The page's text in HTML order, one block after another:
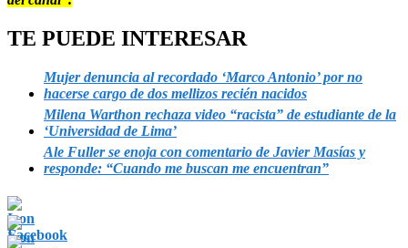
TE PUEDE INTERESAR
Mujer denuncia al recordado ‘Marco Antonio’ por no
hacerse cargo de dos mellizos recién nacidos
Milena Warthon rechaza video “racista” de estudiante de la
‘Universidad de Lima’
Ale Fuller se enoja con comentario de Javier Masías y
responde: “Cuando me buscan me encuentran”